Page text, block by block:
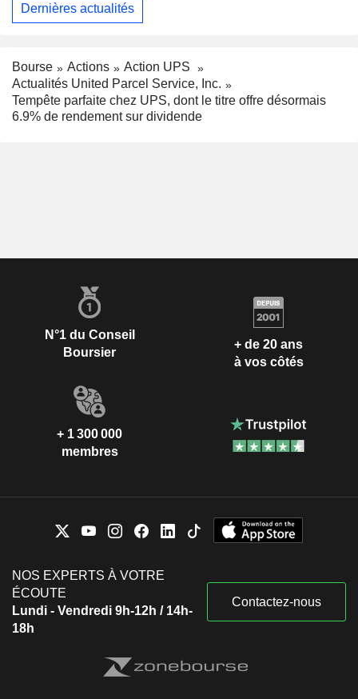
Dernières actualités
Bourse Actions
Action UPS
Actualités United Parcel Service, Inc.
Tempête parfaite chez UPS, dont le titre offre désormais
6.9% de rendement sur dividende
N°1 du Conseil
Boursier
+ de 20 ans
à vos côtés
+ 1 300 000
membres
NOS EXPERTS À VOTRE
ÉCOUTE
Lundi - Vendredi 9h-12h / 14h-
18h
Contactez-nous